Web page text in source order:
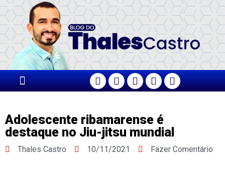
Adolescente ribamarense é
destaque no Jiu-jitsu mundial
Thales Castro 10/11/2021 Fazer Comentário